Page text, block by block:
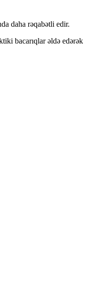
daha rəqabətli edir.
bacarıqlar əldə edərək